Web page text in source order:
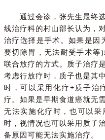
通过会诊，张先生最终
线治疗科的村山部长认为，
治疗选择是手术。如果是因
要切除胃，无法耐受手术等
联合放疗的方式。质子治疗
考虑行放疗时，质子也是其
时，可以采用化疗+质子治
疗。如果是早期食道癌就无
无法实施化疗时，也可以
时，视情况也可以采用质子
备原因可能无法实施治疗。